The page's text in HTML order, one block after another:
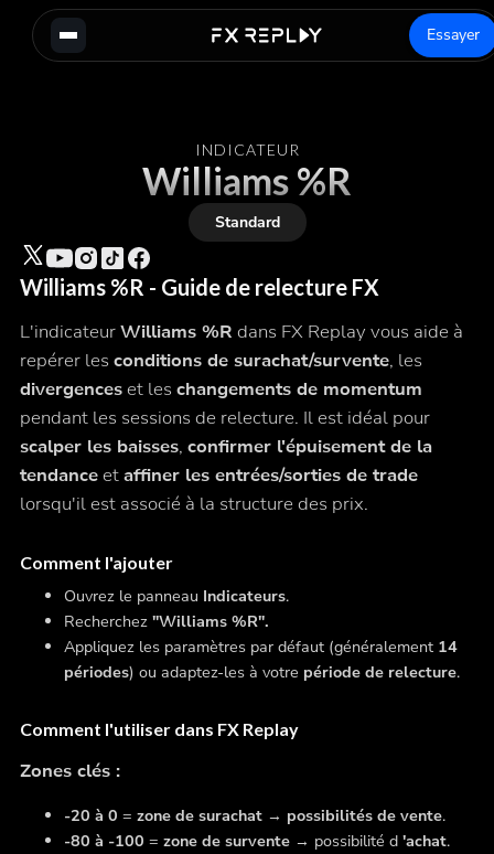
Essayer
INDICATEUR
Williams %R
Standard
Williams %R - Guide de relecture FX
L'indicateurWilliams %R dans FX Replay vous aide à
repérer les conditions de surachat/survente, les
divergenceset les changements de momentum
pendant les sessions de relecture. Il est idéal pour
scalper les baisses, confirmer l'épuisement de la
tendanceetaffiner les entrées/sorties de trade
lorsqu'il est associé à la structure des prix.
Comment l'ajouter
Ouvrez le panneau Indicateurs.
Recherchez "Williams %R".
Appliquez les paramètres par défaut (généralement 14
périodes) ou adaptez-les à votre période de relecture.
Comment l'utiliser dans FX Replay
Zones clés :
-20 à 0 = zone de surachat→ possibilités de vente.
-80 à -100 = zone de survente→ possibilité d 'achat.